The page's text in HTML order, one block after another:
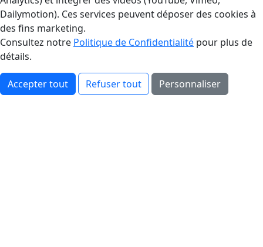
Dailymotion). Ces services peuvent déposer des cookies à
des fins marketing.
Consultez notre Politique de Confidentialité pour plus de
détails.
Accepter tout Refuser tout Personnaliser